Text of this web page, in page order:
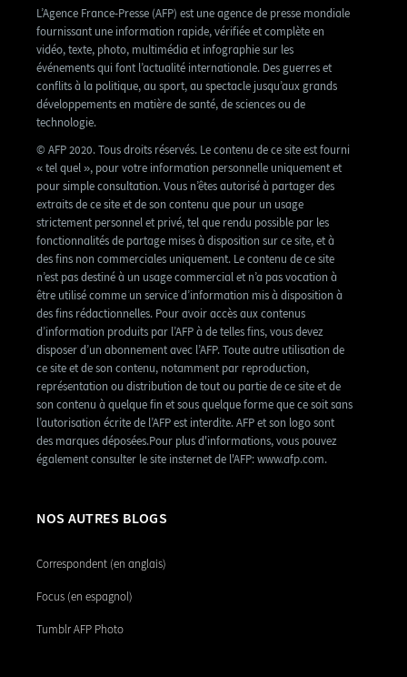
L’Agence France-Presse (AFP) est une agence de presse mondiale
fournissant une information rapide, vérifiée et complète en
vidéo, texte, photo, multimédia et infographie sur les
événements qui font l’actualité internationale. Des guerres et
conflits à la politique, au sport, au spectacle jusqu’aux grands
développements en matière de santé, de sciences ou de
technologie.
© AFP 2020. Tous droits réservés. Le contenu de ce site est fourni
« tel quel », pour votre information personnelle uniquement et
pour simple consultation. Vous n’êtes autorisé à partager des
extraits de ce site et de son contenu que pour un usage
strictement personnel et privé, tel que rendu possible par les
fonctionnalités de partage mises à disposition sur ce site, et à
des fins non commerciales uniquement. Le contenu de ce site
n’est pas destiné à un usage commercial et n’a pas vocation à
être utilisé comme un service d’information mis à disposition à
des fins rédactionnelles. Pour avoir accès aux contenus
d’information produits par l’AFP à de telles fins, vous devez
disposer d’un abonnement avec l’AFP. Toute autre utilisation de
ce site et de son contenu, notamment par reproduction,
représentation ou distribution de tout ou partie de ce site et de
son contenu à quelque fin et sous quelque forme que ce soit sans
l’autorisation écrite de l’AFP est interdite. AFP et son logo sont
des marques déposées.Pour plus d'informations, vous pouvez
également consulter le site insternet de l'AFP: www.afp.com.
NOS AUTRES BLOGS
Correspondent (en anglais)
Focus (en espagnol)
Tumblr AFP Photo